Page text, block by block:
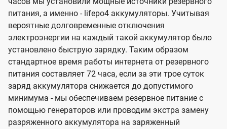
питания, а именно - lifepo4 аккумуляторы. Учитывая
вероятные долговременные отключения
электроэнергии на каждый такой аккумулятор было
установлено быструю зарядку. Таким образом
стандартное время работы интернета от резервного
питания составляет 72 часа, если за эти трое суток
заряд аккумулятора снижается до допустимого
минимума - мы обеспечиваем резервное питание с
помощью генераторов или проводим экстра замену
разряженного аккумулятора на заряженный